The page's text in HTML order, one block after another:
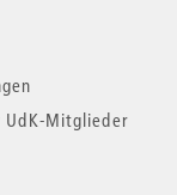
Mitglieder